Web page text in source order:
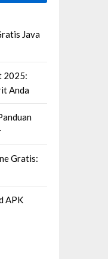
Java
2025:
Anda
Gratis:
APK